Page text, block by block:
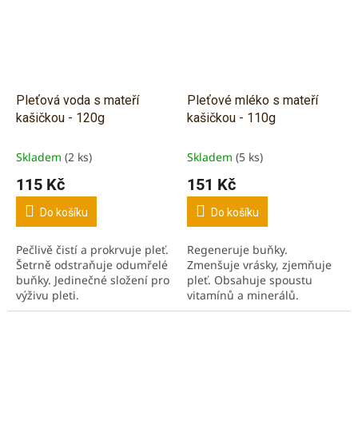
Pleťová voda s mateří
kašičkou - 120g
Skladem (2 ks)
115 Kč
Do košíku
Pečlivě čistí a prokrvuje pleť.
Šetrně odstraňuje odumřelé
buňky. Jedinečné složení pro
výživu pleti.
Pleťové mléko s mateří
kašičkou - 110g
Skladem (5 ks)
151 Kč
Do košíku
Regeneruje buňky.
Zmenšuje vrásky, zjemňuje
pleť. Obsahuje spoustu
vitamínů a minerálů.